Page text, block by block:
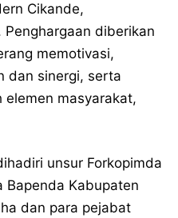
Cikande,
diberikan
memotivasi,
dan sinergi, serta
elemen masyarakat,
unsur Forkopimda
Bapenda Kabupaten
dan para pejabat